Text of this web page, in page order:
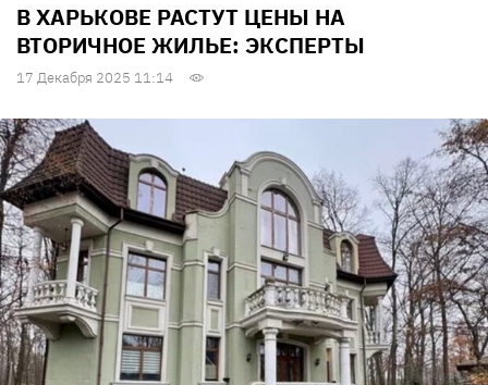
В ХАРЬКОВЕ РАСТУТ ЦЕНЫ НА
ВТОРИЧНОЕ ЖИЛЬЕ: ЭКСПЕРТЫ
17 Декабря 2025 11:14